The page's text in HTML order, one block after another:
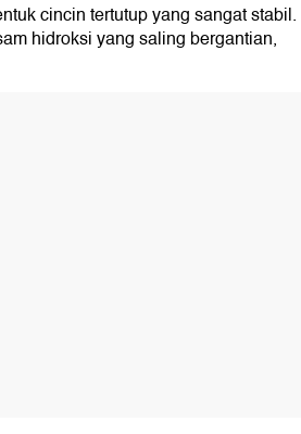
cincin tertutup yang sangat stabil.
hidroksi yang saling bergantian,